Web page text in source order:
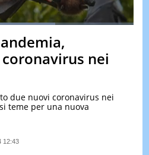
QUIZ
&
TEST
66.64%
nei
due nuovi coronavirus nei
teme per una nuova
12:43